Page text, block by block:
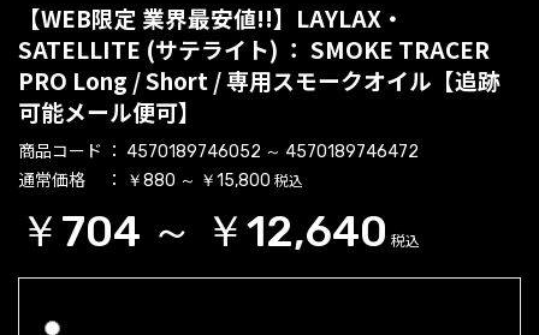
【WEB限定 業界最安値!!】LAYLAX・
SATELLITE (サテライト) ： SMOKE TRACER
PRO Long / Short / 専用スモークオイル【追跡
可能メール便可】
商品コード 4570189746052 ～ 4570189746472
通常価格 ￥880 ～ ￥15,800 税込
￥704 ～ ￥12,640 税込